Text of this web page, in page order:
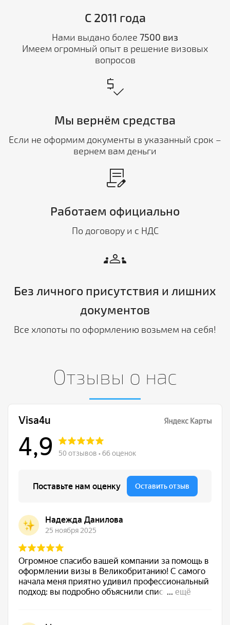
С 2011 года
Нами выдано более 7500 виз
Имеем огромный опыт в решение визовых
вопросов
price_check
Мы вернём средства
Если не оформим документы в указанный срок –
вернем вам деньги
contract_edit
Работаем официально
По договору и с НДС
groups
Без личного присутствия и лишних
документов
Все хлопоты по оформлению возьмем на себя!
Отзывы о нас